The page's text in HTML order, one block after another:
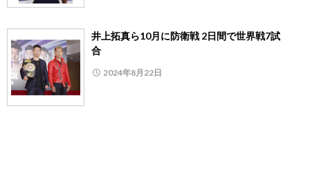
井上拓真ら10月に防衛戦 2日間で世界戦7試
合
2024年8月22日